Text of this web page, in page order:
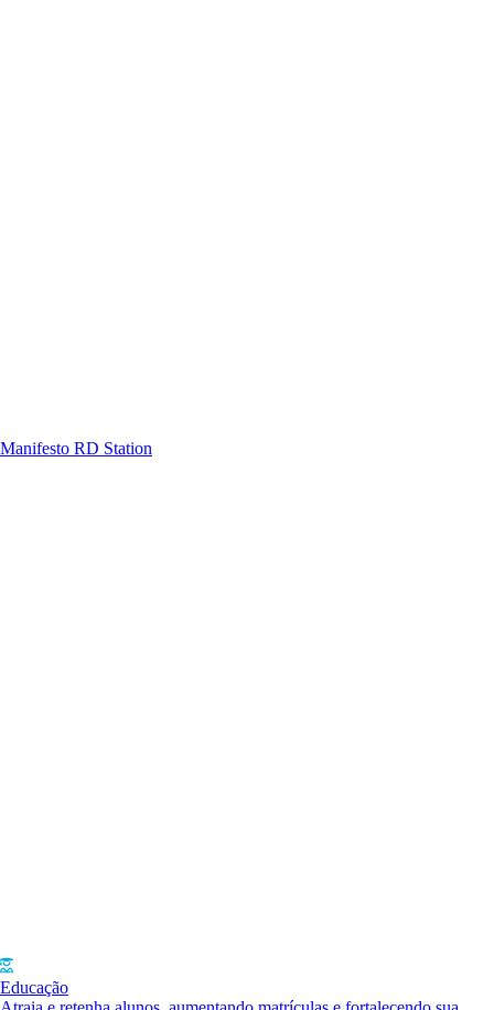
Manifesto RD Station
Educação